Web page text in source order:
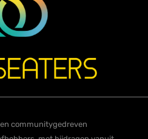
communitygedreven